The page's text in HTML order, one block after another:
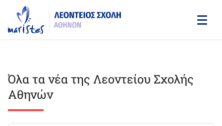
main
content
Όλα τα νέα της Λεοντείου Σχολής
Αθηνών